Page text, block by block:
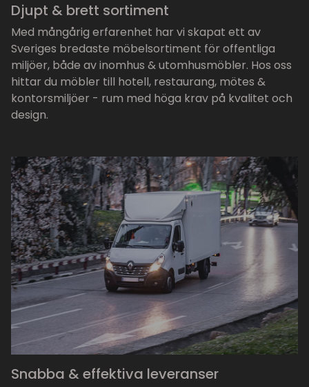
Djupt & brett sortiment
Med mångårig erfarenhet har vi skapat ett av
Sveriges bredaste möbelsortiment för offentliga
miljöer, både av inomhus & utomhusmöbler. Hos oss
hittar du möbler till hotell, restaurang, mötes &
kontorsmiljöer - rum med höga krav på kvalitet och
design.
Snabba & effektiva leveranser